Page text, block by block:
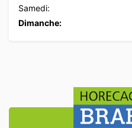
Samedi:
Dimanche: